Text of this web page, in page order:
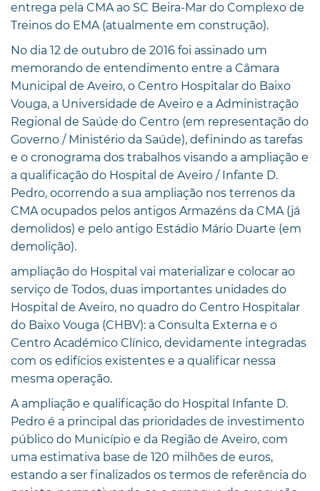
entrega pela CMA ao SC Beira-Mar do Complexo de
Treinos do EMA (atualmente em construção).
No dia 12 de outubro de 2016 foi assinado um
memorando de entendimento entre a Câmara
Municipal de Aveiro, o Centro Hospitalar do Baixo
Vouga, a Universidade de Aveiro e a Administração
Regional de Saúde do Centro (em representação do
Governo / Ministério da Saúde), definindo as tarefas
e o cronograma dos trabalhos visando a ampliação e
a qualificação do Hospital de Aveiro / Infante D.
Pedro, ocorrendo a sua ampliação nos terrenos da
CMA ocupados pelos antigos Armazéns da CMA (já
demolidos) e pelo antigo Estádio Mário Duarte (em
demolição).
ampliação do Hospital vai materializar e colocar ao
serviço de Todos, duas importantes unidades do
Hospital de Aveiro, no quadro do Centro Hospitalar
do Baixo Vouga (CHBV): a Consulta Externa e o
Centro Académico Clínico, devidamente integradas
com os edifícios existentes e a qualificar nessa
mesma operação.
A ampliação e qualificação do Hospital Infante D.
Pedro é a principal das prioridades de investimento
público do Município e da Região de Aveiro, com
uma estimativa base de 120 milhões de euros,
estando a ser finalizados os termos de referência do